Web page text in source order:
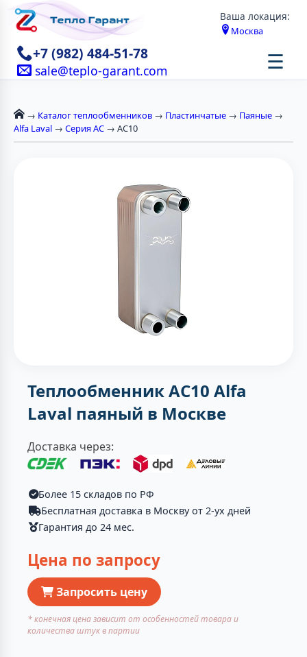
Ваша локация:
Москва
+7 (982) 484-51-78
sale@teplo-garant.com ☰
→ Каталог теплообменников → Пластинчатые → Паяные →
Alfa Laval → Серия AC → AC10
Теплообменник AC10 Alfa
Laval паяный в Москве
Доставка через:
Более 15 складов по РФ
Бесплатная доставка в Москву от 2-ух дней
Гарантия до 24 мес.
Цена по запросу
Запросить цену
* конечная цена зависит от особенностей товара и
количества штук в партии